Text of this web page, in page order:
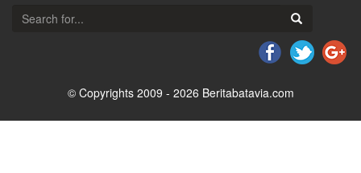
© Copyrights 2009 - 2026 Beritabatavia.com